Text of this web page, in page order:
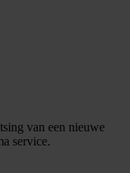
van een nieuwe
service.